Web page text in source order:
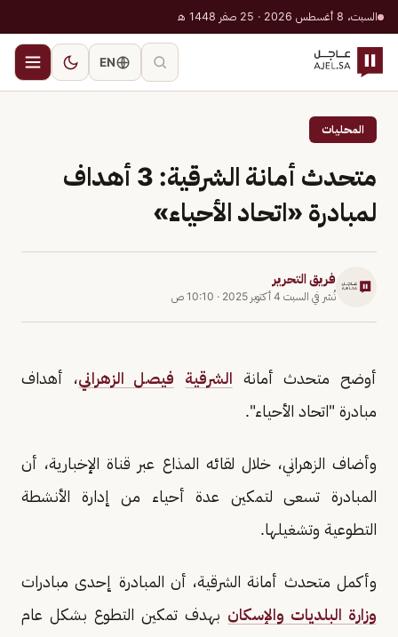
السبت، 8 أغسطس 2026 · 25 صفر 1448 هـ
EN
المحليات
متحدث أمانة الشرقية: 3 أهداف
لمبادرة «اتحاد الأحياء»
فريق التحرير
نُشر في السبت 4 أكتوبر 2025 · 10:10 ص
أوضح متحدث أمانة الشرقية فيصل الزهراني، أهداف
مبادرة "اتحاد الأحياء".
وأضاف الزهراني، خلال لقائه المذاع عبر قناة الإخبارية، أن
المبادرة تسعى لتمكين عدة أحياء من إدارة الأنشطة
التطوعية وتشغيلها.
وأكمل متحدث أمانة الشرقية، أن المبادرة إحدى مبادرات
وزارة البلديات والإسكان بهدف تمكين التطوع بشكل عام